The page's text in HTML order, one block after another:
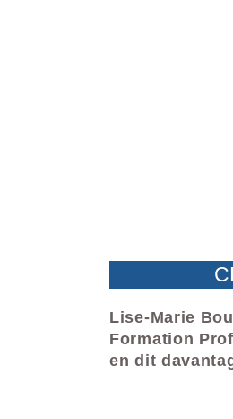
Lise-Marie
Formation
en dit